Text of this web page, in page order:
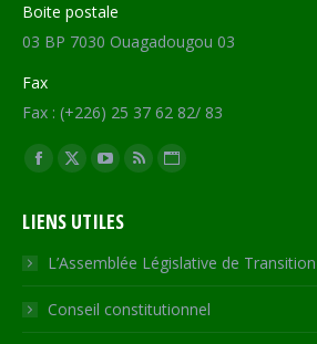
Boite postale
03 BP 7030 Ouagadougou 03
Fax
Fax : (+226) 25 37 62 82/ 83
Trouvez nous sur :
Facebook
opens
in
new
window
X
opens
in
new
window
YouTube
opens
in
new
window
RSS
in
new
window
Site
opens
in
new
LIENS UTILES
L’Assemblée Législative de Transition
Conseil constitutionnel